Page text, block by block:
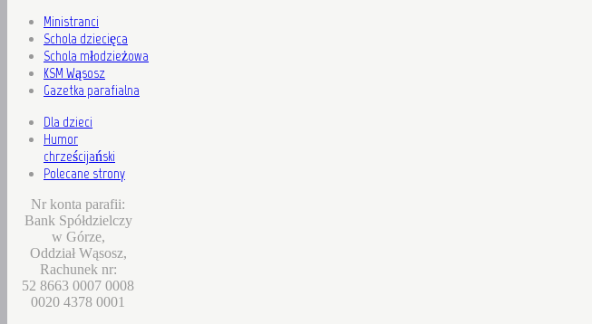
Ministranci
Schola dziecięca
Schola młodzieżowa
KSM Wąsosz
Gazetka parafialna
Dla dzieci
Humor
chrześcijański
Polecane strony
Nr konta parafii:
Bank Spółdzielczy
w Górze,
Oddział Wąsosz,
Rachunek nr:
52 8663 0007 0008
0020 4378 0001